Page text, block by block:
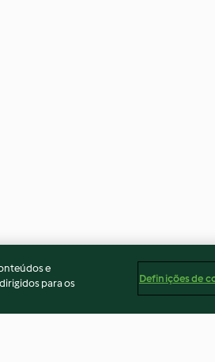
e
para os
Definições de